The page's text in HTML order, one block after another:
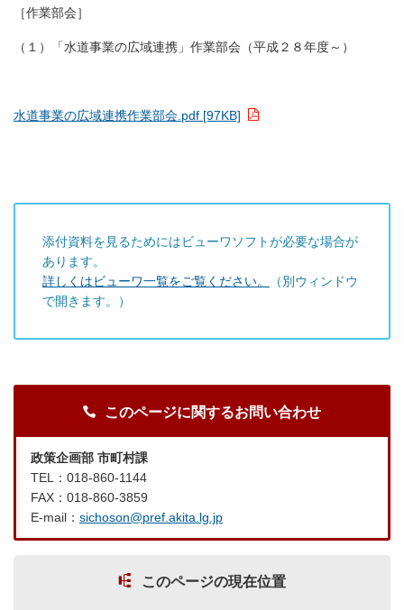
［作業部会］
（１）「水道事業の広域連携」作業部会（平成２８年度～）
水道事業の広域連携作業部会.pdf [97KB]
添付資料を見るためにはビューワソフトが必要な場合が
あります。
詳しくはビューワ一覧をご覧ください。
（別ウィンドウ
で開きます。）
このページに関するお問い合わせ
政策企画部 市町村課
TEL：018-860-1144
FAX：018-860-3859
E-mail： sichoson@pref.akita.lg.jp
このページの現在位置